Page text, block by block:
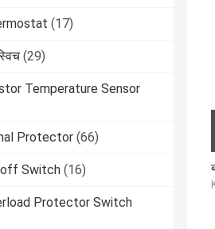
(17)
(29)
Temperature Sensor
Protector (66)
Switch (16)
Protector Switch